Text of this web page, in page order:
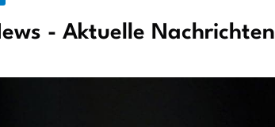
- Aktuelle Nachrichten